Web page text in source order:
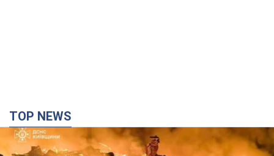
Россия ударила по Киевщине дронами: погибли
трое людей, среди них – ребенок. Фото
Также есть пострадавшие из-за атаки врага